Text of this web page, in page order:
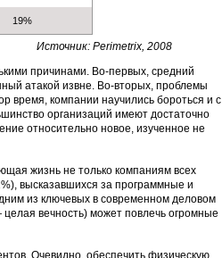
19%
Источник: Perimetrix, 2008
причинами. Во-первых, средний
атакой извне. Во-вторых, проблемы
время, компании научились бороться и с
организаций имеют достаточно
относительно новое, изученное не
жизнь не только компаниям всех
высказавшихся за программные и
из ключевых в современном деловом
вечность) может повлечь огромные
Очевидно, обеспечить физическую